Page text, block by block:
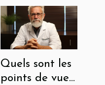
Quels sont les
points de vue